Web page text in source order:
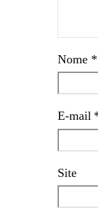
Nome *
E-mail
Site